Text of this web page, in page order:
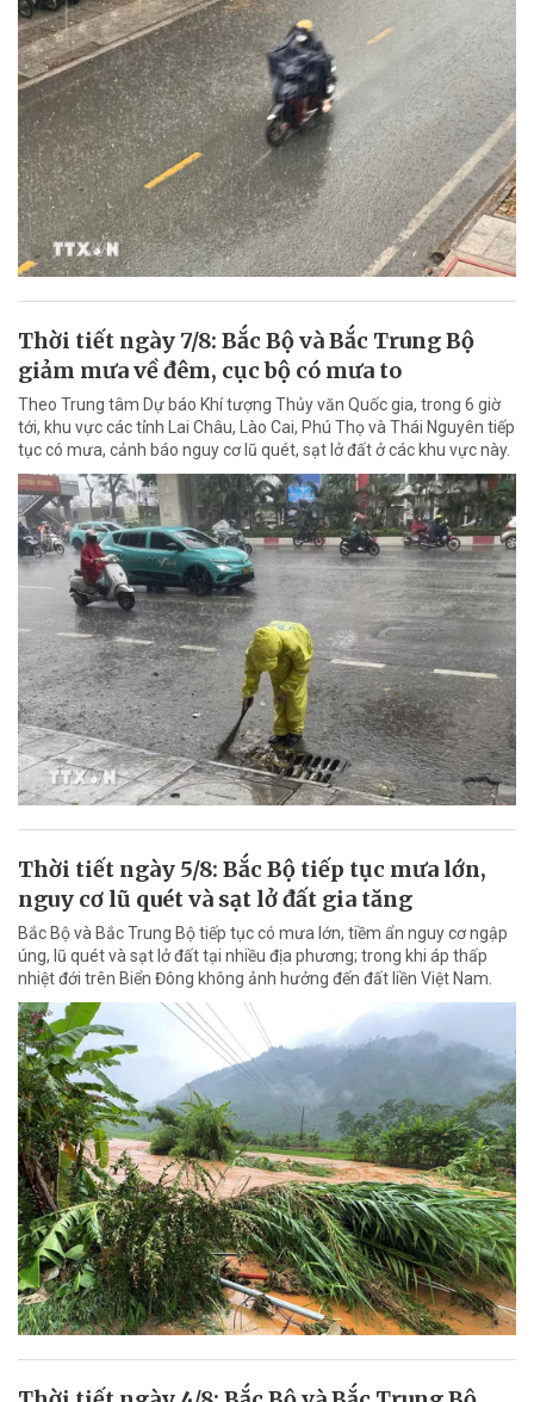
Thời tiết ngày 7/8: Bắc Bộ và Bắc Trung Bộ
giảm mưa về đêm, cục bộ có mưa to
Theo Trung tâm Dự báo Khí tượng Thủy văn Quốc gia, trong 6 giờ
tới, khu vực các tỉnh Lai Châu, Lào Cai, Phú Thọ và Thái Nguyên tiếp
tục có mưa, cảnh báo nguy cơ lũ quét, sạt lở đất ở các khu vực này.
Thời tiết ngày 5/8: Bắc Bộ tiếp tục mưa lớn,
nguy cơ lũ quét và sạt lở đất gia tăng
Bắc Bộ và Bắc Trung Bộ tiếp tục có mưa lớn, tiềm ẩn nguy cơ ngập
úng, lũ quét và sạt lở đất tại nhiều địa phương; trong khi áp thấp
nhiệt đới trên Biển Đông không ảnh hưởng đến đất liền Việt Nam.